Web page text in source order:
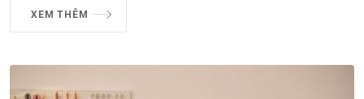
XEM THÊM